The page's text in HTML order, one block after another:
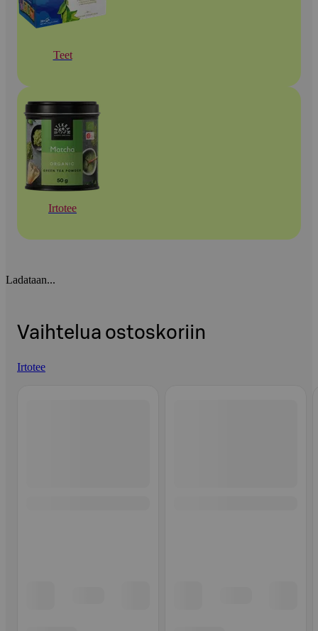
Teet
Irtotee
Ladataan...
Vaihtelua ostoskoriin
Irtotee